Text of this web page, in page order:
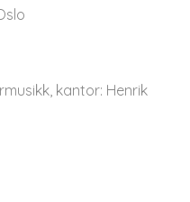
kantor: Henrik